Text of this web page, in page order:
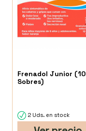
Frenadol Junior (10
Sobres)
2 Uds. en stock